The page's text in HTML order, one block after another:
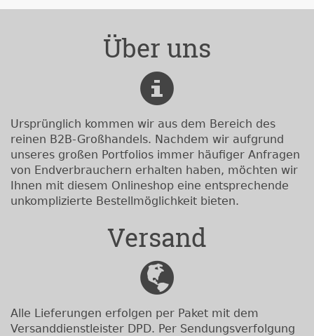
Über uns
Ursprünglich kommen wir aus dem Bereich des
reinen B2B-Großhandels. Nachdem wir aufgrund
unseres großen Portfolios immer häufiger Anfragen
von Endverbrauchern erhalten haben, möchten wir
Ihnen mit diesem Onlineshop eine entsprechende
unkomplizierte Bestellmöglichkeit bieten.
Versand
Alle Lieferungen erfolgen per Paket mit dem
Versanddienstleister DPD. Per Sendungsverfolgung